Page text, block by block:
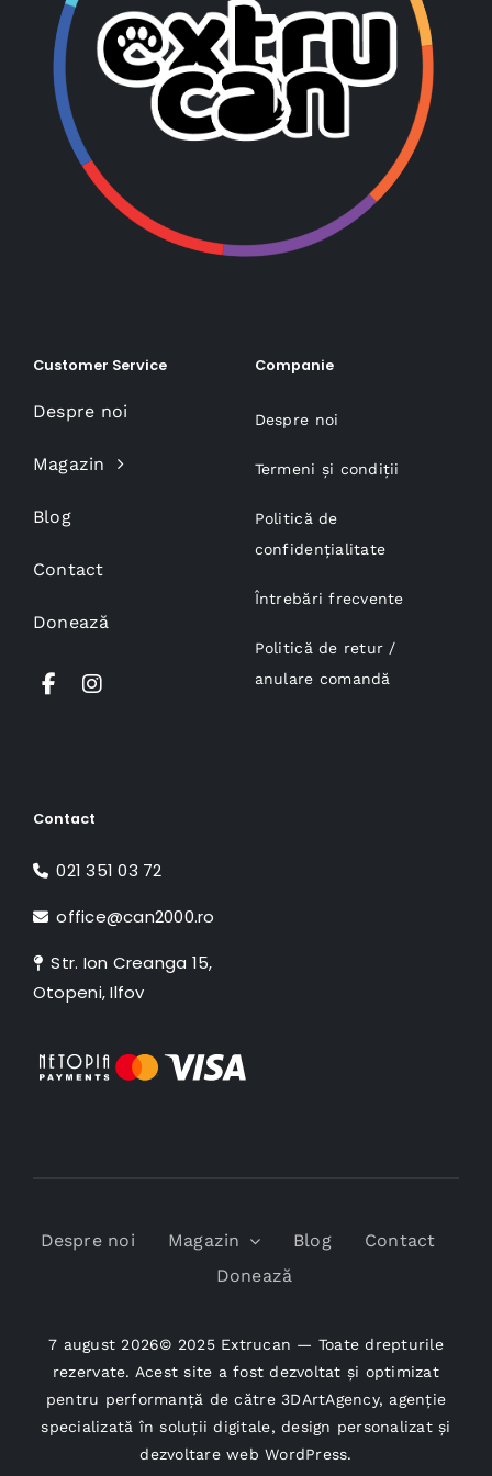
Customer Service
Despre noi
Magazin
Blog
Contact
Donează
Companie
Despre noi
Termeni și condiții
Politică de
confidențialitate
Întrebări frecvente
Politică de retur /
anulare comandă
Contact
021 351 03 72
office@can2000.ro
Str. Ion Creanga 15,
Otopeni, Ilfov
Despre noi Magazin Blog
Contact
Donează
7 august 2026© 2025 Extrucan — Toate drepturile
rezervate. Acest site a fost dezvoltat și optimizat
pentru performanță de către3DArtAgency, agenție
specializată în soluții digitale, design personalizat și
dezvoltare web WordPress.